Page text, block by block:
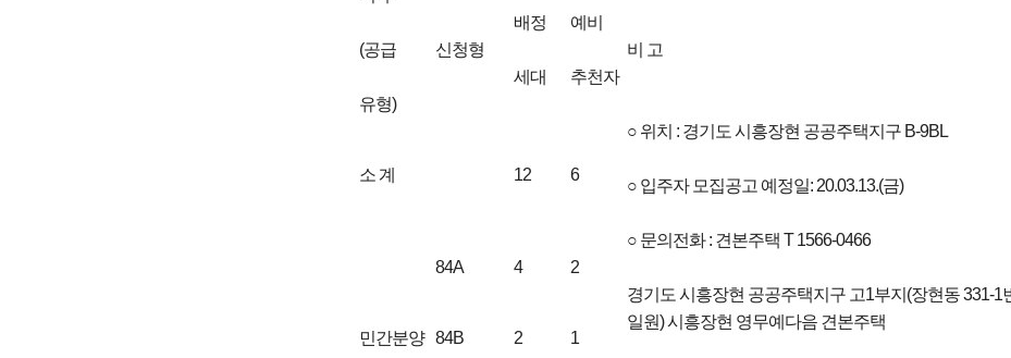
(공급
유형)
신청형
배정
세대
예비
추천자
비 고
소 계 12 6
○ 위치 : 경기도 시흥장현 공공주택지구 B-9BL
○ 입주자 모집공고 예정일: 20.03.13.(금)
○ 문의전화 : 견본주택 T 1566-0466
경기도 시흥장현 공공주택지구 고1부지(장현동 331-1
일원) 시흥장현 영무예다음 견본주택
민간분양
84A 4 2
84B 2 1